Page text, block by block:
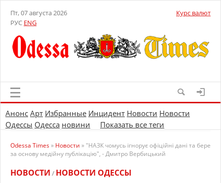
Пт, 07 августа 2026
РУС ENG
Курс валют
Анонс Арт Избранные Инцидент Новости Новости
Одессы Одесса новини Показать все теги
Odessa Times» Новости » "НАЗК чомусь ігнорує офіційні дані та бере
за основу медійну публікацію", - Дмитро Вербицький
НОВОСТИ / НОВОСТИ ОДЕССЫ